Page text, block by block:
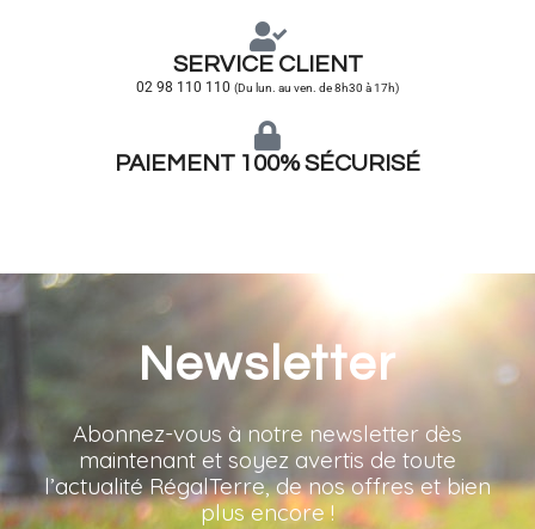
SERVICE CLIENT
02 98 110 110 (Du lun. au ven. de 8h30 à 17h)
PAIEMENT 100% SÉCURISÉ
Newsletter
Abonnez-vous à notre newsletter dès
maintenant et soyez avertis de toute
l’actualité RégalTerre, de nos offres et bien
plus encore !